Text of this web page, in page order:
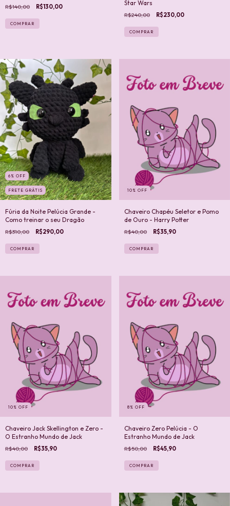
R$140,00 R$130,00 Star Wars
R$240,00 R$230,00
6 % OFF
FRETE GRÁTIS
Fúria da Noite Pelúcia Grande -
Como treinar o seu Dragão
R$310,00 R$290,00
10 % OFF
Chaveiro Chapéu Seletor e Pomo
de Ouro - Harry Potter
R$40,00 R$35,90
COMPRAR
10 % OFF
Chaveiro Jack Skellington e Zero -
O Estranho Mundo de Jack
R$40,00 R$35,90
COMPRAR
8 % OFF
Chaveiro Zero Pelúcia - O
Estranho Mundo de Jack
R$50,00 R$45,90